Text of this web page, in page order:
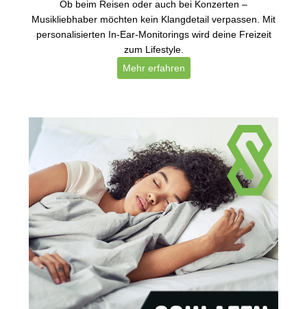
Ob beim Reisen oder auch bei Konzerten –
Musikliebhaber möchten kein Klangdetail verpassen. Mit
personalisierten In-Ear-Monitorings wird deine Freizeit
zum Lifestyle.
Mehr erfahren